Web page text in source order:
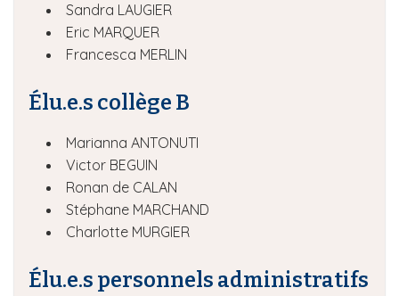
Sandra LAUGIER
Eric MARQUER
Francesca MERLIN
Élu.e.s collège B
Marianna ANTONUTI
Victor BEGUIN
Ronan de CALAN
Stéphane MARCHAND
Charlotte MURGIER
Élu.e.s personnels administratifs